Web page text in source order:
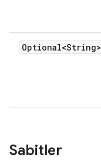
Optional<String>
Sabitler